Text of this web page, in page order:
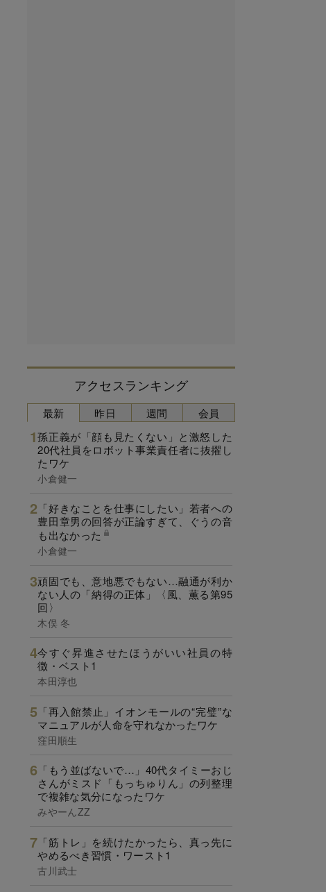
アクセスランキング
最新
孫正義が「顔も見たくない」と激怒した
20代社員をロボット事業責任者に抜擢し
たワケ
小倉健一
「好きなことを仕事にしたい」若者への
豊田章男の回答が正論すぎて、ぐうの音
も出なかった
小倉健一
頑固でも、意地悪でもない…融通が利か
ない人の「納得の正体」〈風、薫る第95
回〉
木俣 冬
今すぐ昇進させたほうがいい社員の特
徴・ベスト1
本田淳也
「再入館禁止」イオンモールの“完璧”な
マニュアルが人命を守れなかったワケ
窪田順生
「もう並ばないで…」40代タイミーおじ
さんがミスド「もっちゅりん」の列整理
で複雑な気分になったワケ
みやーんZZ
「筋トレ」を続けたかったら、真っ先に
やめるべき習慣・ワースト1
古川武士
昨日 週間 会員